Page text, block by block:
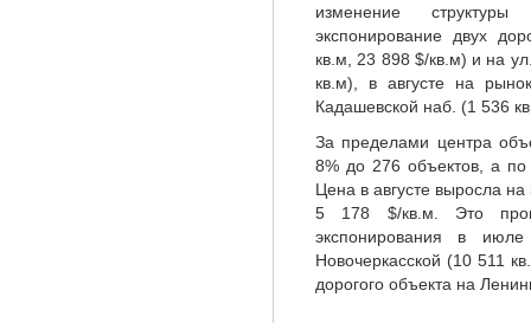
изменение
экспонирование двух
кв.м, 23 898 $/кв.м) и на
кв.м), в августе на
Кадашевской наб. (1 536
За пределами центра
8% до 276 объектов, а
Цена в августе выросла на
5 178 $/кв.м. Это
экспонирования в
Новочеркасской (10 511
дорогого объекта на